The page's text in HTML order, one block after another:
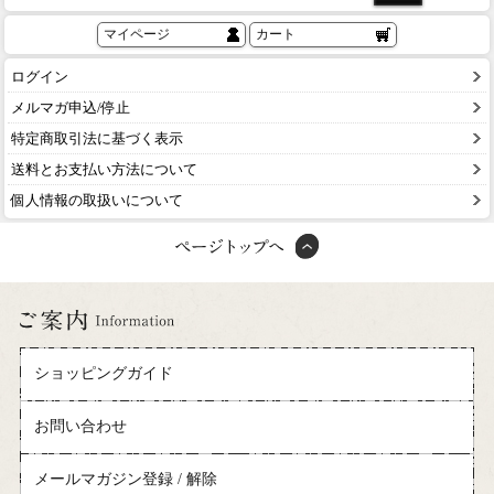
マイページ カート
ログイン
メルマガ申込/停止
特定商取引法に基づく表示
送料とお支払い方法について
個人情報の取扱いについて
ショッピングガイド
お問い合わせ
メールマガジン登録 / 解除